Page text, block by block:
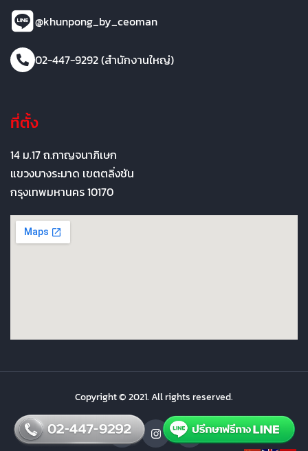
@khunpong_by_ceoman
02-447-9292 (สำนักงานใหญ่)
ที่ตั้ง
14 ม.17 ถ.กาญจนาภิเษก
แขวงบางระมาด เขตตลิ่งชัน
กรุงเทพมหานคร 10170
Copyright © 2021. All rights reserved.